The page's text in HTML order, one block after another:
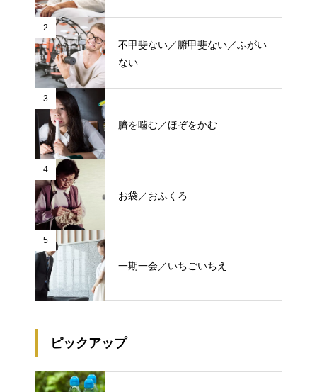
2
不甲斐ない／腑甲斐ない／ふがい
ない
3
臍を噛む／ほぞをかむ
4
お袋／おふくろ
5
一期一会／いちごいちえ
ピックアップ